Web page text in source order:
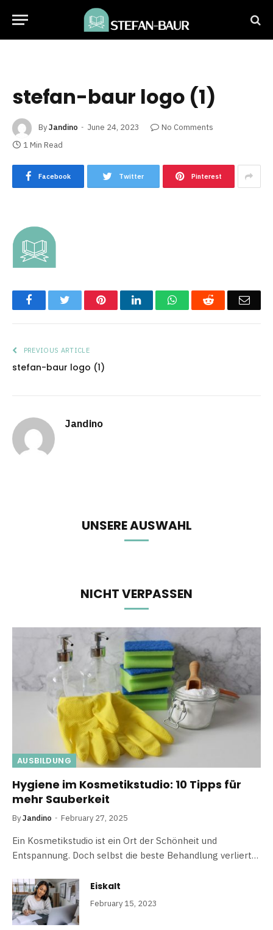
stefan-baur logo (1)
ByJandino June 24, 2023
No Comments
1 Min Read
Facebook Twitter Pinterest
FacebookTwitter PinterestLinkedInWhatsAppReddit
PREVIOUS ARTICLE
stefan-baur logo (1)
Jandino
UNSERE AUSWAHL
NICHT VERPASSEN
AUSBILDUNG
Hygiene im Kosmetikstudio: 10 Tipps für
mehr Sauberkeit
ByJandino February 27, 2025
Ein Kosmetikstudio ist ein Ort der Schönheit und
Entspannung. Doch selbst die beste Behandlung verliert…
Eiskalt
February 15, 2023